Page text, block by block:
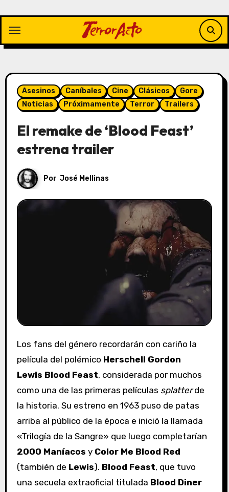
contenido
Asesinos Caníbales Cine Clásicos
Gore
Noticias
Próximamente Terror Trailers
El remake de ‘Blood Feast’
estrena trailer
Por José Mellinas
Los fans del género recordarán con cariño la
película del polémico Herschell Gordon
Lewis Blood Feast, considerada por muchos
como una de las primeras películas splatterde
la historia. Su estreno en 1963 puso de patas
arriba al público de la época e inició la llamada
«Trilogía de la Sangre» que luego completarían
2000 Maníacos y Color Me Blood Red
(también de Lewis). Blood Feast, que tuvo
una secuela extraoficial titulada Blood Diner